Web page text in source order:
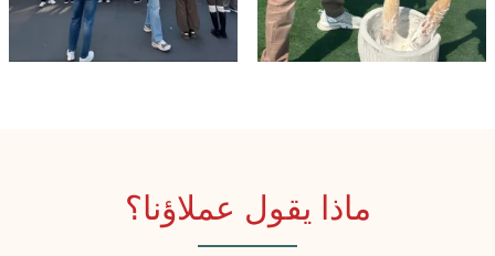
ماذا يقول عملاؤنا؟